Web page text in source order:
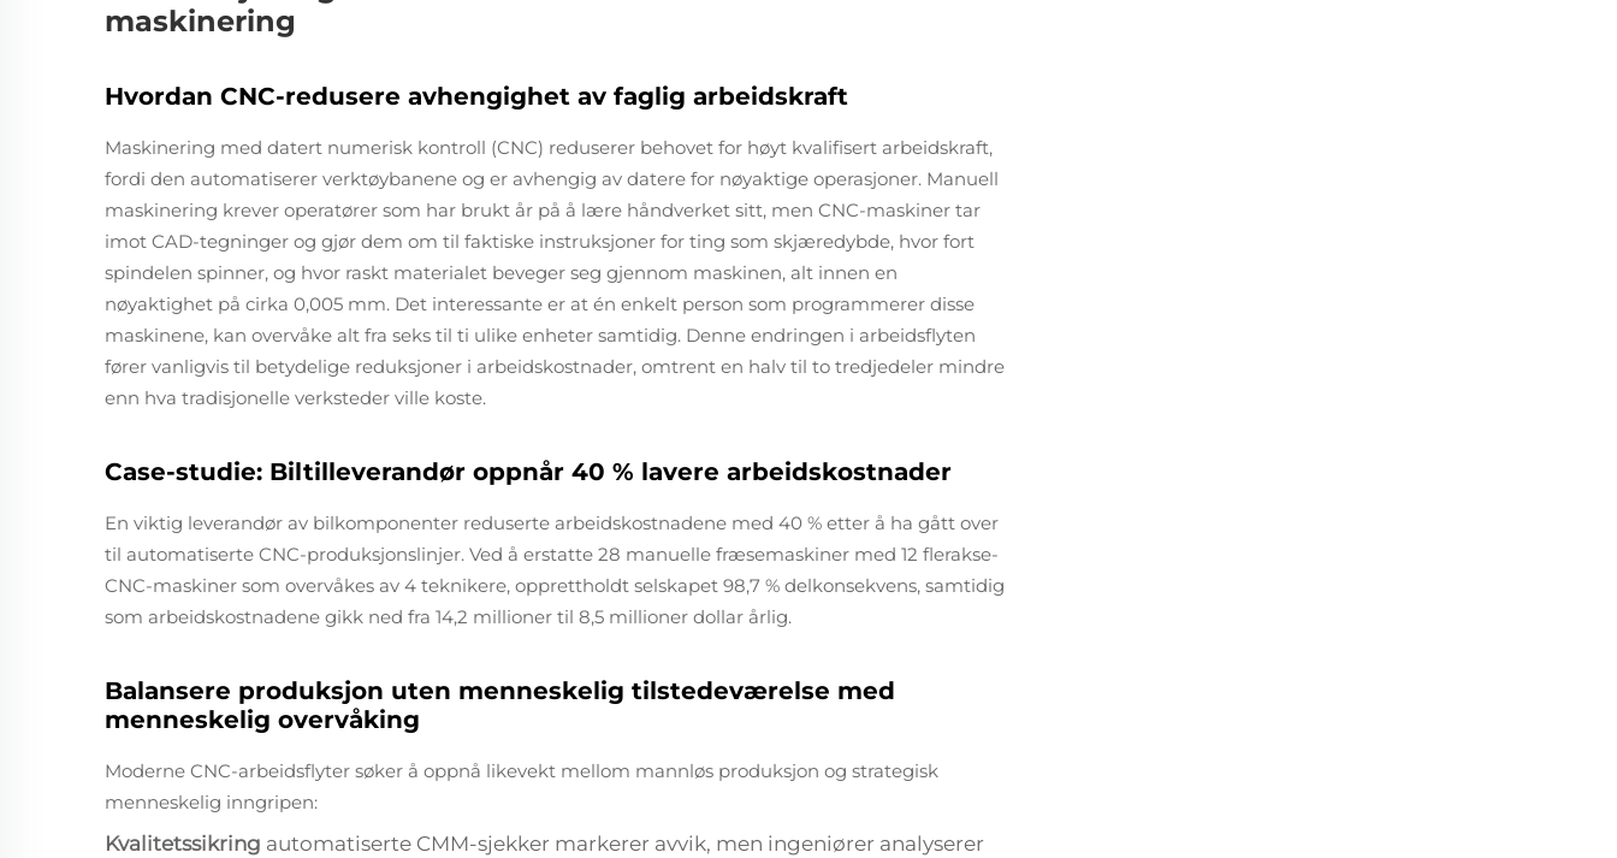
maskinering
Hvordan CNC-redusere avhengighet av faglig arbeidskraft
Maskinering med datert numerisk kontroll (CNC) reduserer behovet for høyt kvalifisert arbeidskraft,
fordi den automatiserer verktøybanene og er avhengig av datere for nøyaktige operasjoner. Manuell
maskinering krever operatører som har brukt år på å lære håndverket sitt, men CNC-maskiner tar
imot CAD-tegninger og gjør dem om til faktiske instruksjoner for ting som skjæredybde, hvor fort
spindelen spinner, og hvor raskt materialet beveger seg gjennom maskinen, alt innen en
nøyaktighet på cirka 0,005 mm. Det interessante er at én enkelt person som programmerer disse
maskinene, kan overvåke alt fra seks til ti ulike enheter samtidig. Denne endringen i arbeidsflyten
fører vanligvis til betydelige reduksjoner i arbeidskostnader, omtrent en halv til to tredjedeler mindre
enn hva tradisjonelle verksteder ville koste.
Case-studie: Biltilleverandør oppnår 40 % lavere arbeidskostnader
En viktig leverandør av bilkomponenter reduserte arbeidskostnadene med 40 % etter å ha gått over
til automatiserte CNC-produksjonslinjer. Ved å erstatte 28 manuelle fræsemaskiner med 12 flerakse-
CNC-maskiner som overvåkes av 4 teknikere, opprettholdt selskapet 98,7 % delkonsekvens, samtidig
som arbeidskostnadene gikk ned fra 14,2 millioner til 8,5 millioner dollar årlig.
Balansere produksjon uten menneskelig tilstedeværelse med
menneskelig overvåking
Moderne CNC-arbeidsflyter søker å oppnå likevekt mellom mannløs produksjon og strategisk
menneskelig inngripen:
Kvalitetssikring automatiserte CMM-sjekker markerer avvik, men ingeniører analyserer